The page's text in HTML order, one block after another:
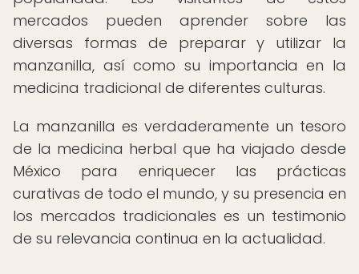
mercados pueden aprender sobre las
diversas formas de preparar y utilizar la
manzanilla, así como su importancia en la
medicina tradicional de diferentes culturas.
La manzanilla es verdaderamente un tesoro
de la medicina herbal que ha viajado desde
México para enriquecer las prácticas
curativas de todo el mundo, y su presencia en
los mercados tradicionales es un testimonio
de su relevancia continua en la actualidad.